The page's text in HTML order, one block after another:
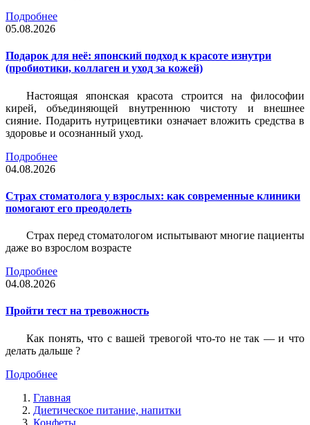
Подробнее
05.08.2026
Подарок для неё: японский подход к красоте изнутри
(пробиотики, коллаген и уход за кожей)
Настоящая японская красота строится на философии
кирей, объединяющей внутреннюю чистоту и внешнее
сияние. Подарить нутрицевтики означает вложить средства в
здоровье и осознанный уход.
Подробнее
04.08.2026
Страх стоматолога у взрослых: как современные клиники
помогают его преодолеть
Страх перед стоматологом испытывают многие пациенты
даже во взрослом возрасте
Подробнее
04.08.2026
Пройти тест на тревожность
Как понять, что с вашей тревогой что-то не так — и что
делать дальше ?
Подробнее
Главная
Диетическое питание, напитки
Конфеты